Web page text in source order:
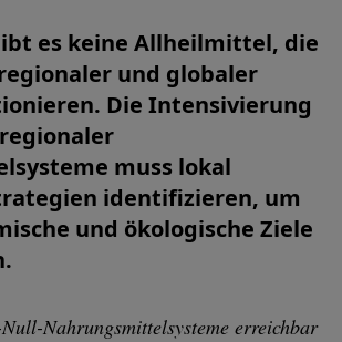
es keine Allheilmittel, die
und globaler
Die Intensivierung
muss lokal
identifizieren, um
und ökologische Ziele
Nahrungsmittelsysteme erreichbar